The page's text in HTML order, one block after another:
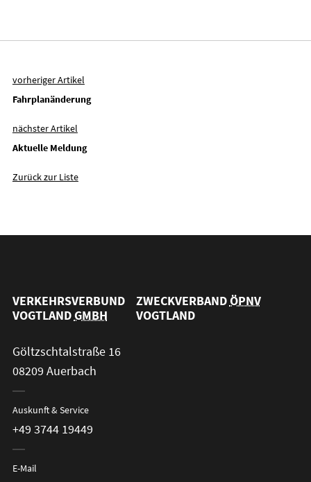
vorheriger Artikel
Fahrplanänderung
nächster Artikel
Aktuelle Meldung
Zurück zur Liste
VERKEHRSVERBUND
VOGTLANDGMBH
ZWECKVERBANDÖPNV
VOGTLAND
Göltzschtalstraße 16
08209 Auerbach
Auskunft & Service
+49 3744 19449
E-Mail